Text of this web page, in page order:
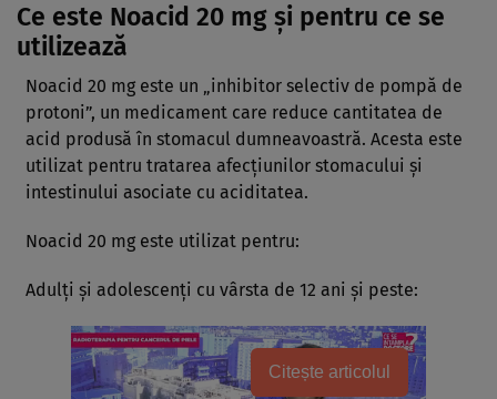
Ce este Noacid 20 mg şi pentru ce se
utilizează
Noacid 20 mg este un „inhibitor selectiv de pompă de
protoni”, un medicament care reduce cantitatea de
acid produsă în stomacul dumneavoastră. Acesta este
utilizat pentru tratarea afecţiunilor stomacului şi
intestinului asociate cu aciditatea.
Noacid 20 mg este utilizat pentru:
Adulţi şi adolescenţi cu vârsta de 12 ani şi peste:
Citește articolul